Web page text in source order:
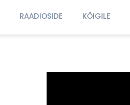
RAADIOSIDE KÕIGILE